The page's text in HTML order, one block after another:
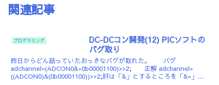
関連記事
プログラミング
DC-DCコン開発(12) PICソフトの
バグ取り
昨日からどん詰っていたおっきなバグが取れた。 バグ
adchannel=(ADCON0&=0b00001100)>>2; 正解 adchannel=
((ADCON0)&(0b00001100))>>2;肝は「&」とするところを「&=」